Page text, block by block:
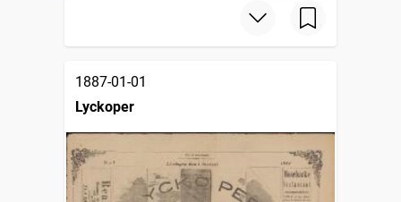
1887-01-01
Lyckoper